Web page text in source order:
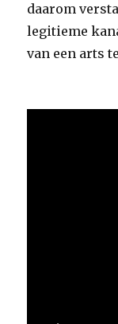
daarom
legitieme
van een arts